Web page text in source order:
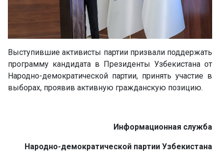
Выступившие активисты партии призвали поддержать
программу кандидата в Президенты Узбекистана от
Народно-демократической партии, принять участие в
выборах, проявив активную гражданскую позицию.
Информационная служба
Народно-демократической партии Узбекистана